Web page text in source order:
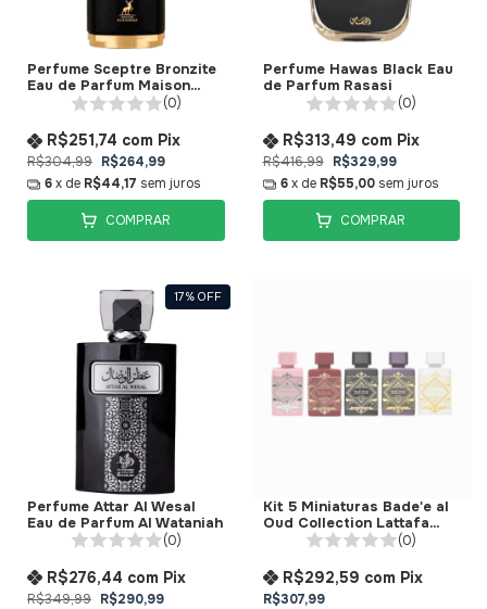
Perfume Sceptre Bronzite
Eau de Parfum Maison
Alhambra
(0)
R$304,99 R$264,99
R$251,74 com Pix
6x de R$44,17 sem juros
COMPRAR
Perfume Hawas Black Eau
de Parfum Rasasi
(0)
R$416,99 R$329,99
R$313,49 com Pix
6 x de R$55,00 sem juros
COMPRAR
17% OFF
Perfume Attar Al Wesal
Eau de Parfum Al Wataniah
(0)
R$349,99 R$290,99
R$276,44 com Pix
Kit 5 Miniaturas Bade'e al
Oud Collection Lattafa
(0)
R$307,99
R$292,59 com Pix